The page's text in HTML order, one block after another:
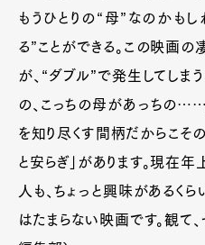
もうひとりの“母”なのかも
る”ことができる。この映画
が、“ダブル”で発生してしま
の、こっちの母があっちの……
を知り尽くす間柄だからこそ
と安らぎ」があります。現在
人も、ちょっと興味があるく
はたまらない映画です。観て、